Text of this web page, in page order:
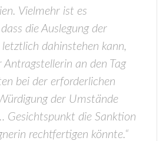
Vielmehr ist es
die Auslegung der
letztlich dahinstehen kann,
Antragstellerin an den Tag
bei der erforderlichen
der Umstände
Gesichtspunkt die Sanktion
rechtfertigen könnte.“